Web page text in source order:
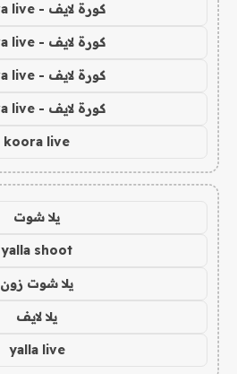
كورة لايف - koora live
كورة لايف - koora live
كورة لايف - koora live
كورة لايف - koora live
koora live
يلا شوت
yalla shoot
يلا شوت زون
يلا لايف
yalla live